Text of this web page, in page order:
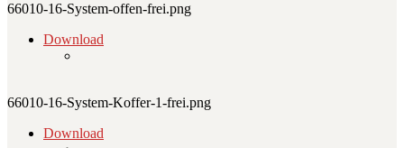
66010-16-System-offen-frei.png
Download
66010-16-System-Koffer-1-frei.png
Download